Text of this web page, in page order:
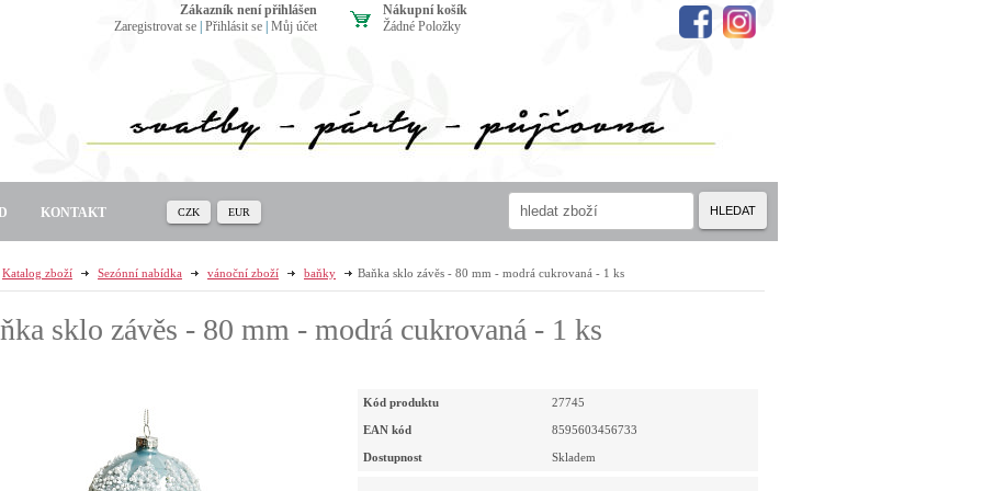
Katalog zboží Sezónní nabídka vánoční zboží baňky Baňka sklo závěs - 80 mm - modrá cukrovaná - 1 ks
sklo závěs - 80 mm - modrá cukrovaná - 1 ks
Kód produktu 27745
EAN kód 8595603456733
Dostupnost Skladem
Nákupní košík
Žádné Položky
zákazník není přihlášen
Zaregistrovat se Přihlásit se Můj účet
KONTAKT CZK EUR HLEDAT